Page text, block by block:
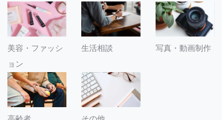
美容・ファッシ
ョン
生活相談 写真・動画制作